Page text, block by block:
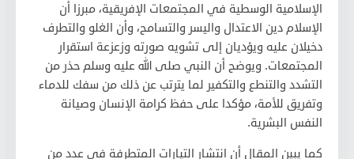
الإسلامية الوسطية في المجتمعات الإفريقية، مبرزا أن
الإسلام دين الاعتدال واليسر والتسامح، وأن الغلو والتطرف
دخيلان عليه ويؤديان إلى تشويه صورته وزعزعة استقرار
المجتمعات. ويوضح أن النبي صلى الله عليه وسلم حذر من
التشدد والتنطع والتكفير لما يترتب عن ذلك من سفك للدماء
وتفريق للأمة، مؤكدا على حفظ كرامة الإنسان وصيانة
النفس البشرية.
كما يبين المقال أن انتشار التيارات المتطرفة في عدد من